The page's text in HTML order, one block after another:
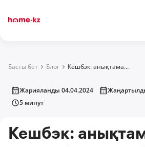
Басты бет Блог Кешбэк: анықтамасы, түрлері, ол қалай жұмыс істейді, банктер мен сатып алушылар алатын пайда
Жарияланды 04.04.2024
5 минут
Кешбэк: